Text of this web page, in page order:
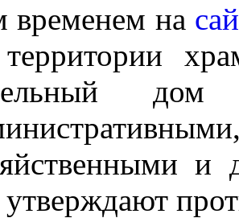
временем на
и
утверждают